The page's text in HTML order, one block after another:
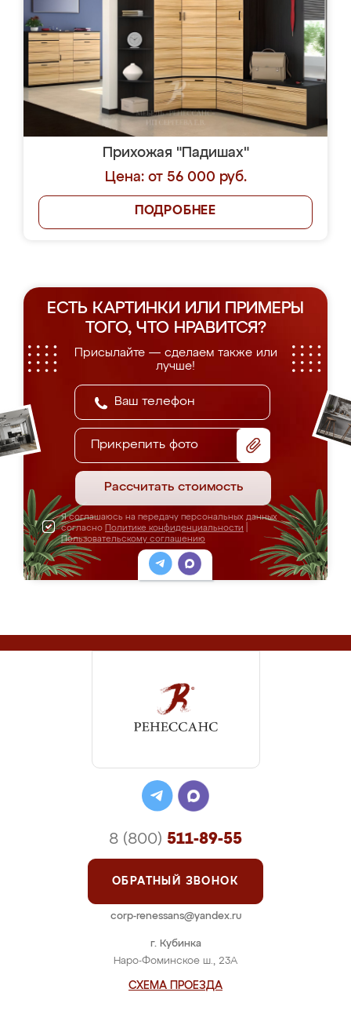
Прихожая "Падишах"
Цена: от 56 000 руб.
ПОДРОБНЕЕ
ЕСТЬ КАРТИНКИ ИЛИ ПРИМЕРЫ
ТОГО, ЧТО НРАВИТСЯ?
Присылайте — сделаем также или
лучше!
Прикрепить фото
Рассчитать стоимость
Я соглашаюсь на передачу персональных данных
согласно Политике конфиденциальности
Пользовательскому соглашению
г. Кубинка
Наро-Фоминское ш., 23А
СХЕМА ПРОЕЗДА
8 (800) 511-89-55
ОБРАТНЫЙ ЗВОНОК
corp-renessans@yandex.ru